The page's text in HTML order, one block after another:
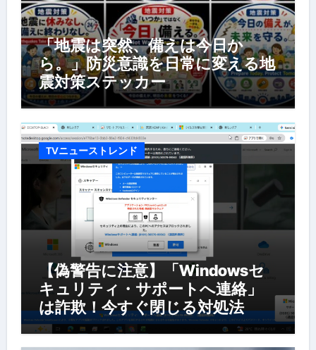
「地震は突然、備えは今日か
ら。」防災意識を日常に変える地
震対策ステッカー
TVニューストレンド
【偽警告に注意】「Windowsセ
キュリティ・サポートへ連絡」
は詐欺！今すぐ閉じる対処法